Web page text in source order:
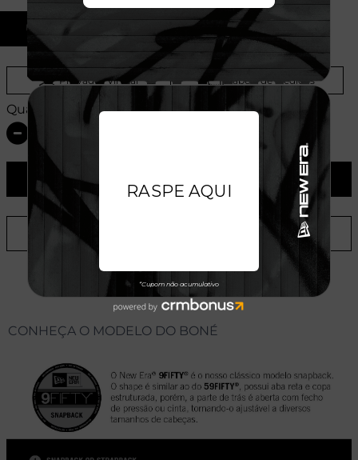
U
Provador Virtual Tabela de Medidas
Quantidade:
ADICIONAR A LISTA DE DESEJOS
CONHEÇA O MODELO DO BONÉ